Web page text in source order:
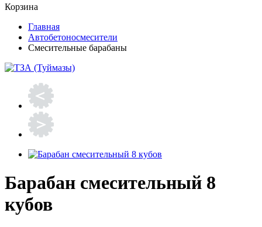
Корзина
Главная
Автобетоносмесители
Смесительные барабаны
Барабан смесительный 8
кубов